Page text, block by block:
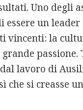
Uno degli
essere un
vincenti: la
lavoro di
che si creasse